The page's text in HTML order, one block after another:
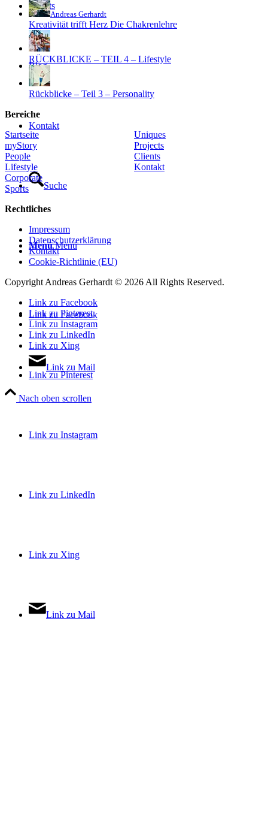
Clients
Blog
Kontakt
Suche
Menü Menü
Link zu Facebook
Link zu Pinterest
Link zu Instagram
Link zu LinkedIn
Link zu Xing
Link zu Mail
Andreas Gerhardt
Kreativität trifft Herz Die Chakrenlehre
RÜCKBLICKE – TEIL 4 – Lifestyle
Rückblicke – Teil 3 – Personality
Bereiche
Startseite
myStory
People
Lifestyle
Corporate
Sports
Uniques
Projects
Clients
Kontakt
Rechtliches
Impressum
Datenschutzerklärung
Kontakt
Cookie-Richtlinie (EU)
Copyright Andreas Gerhardt © 2026 All Rights Reserved.
Link zu Facebook
Link zu Pinterest
Link zu Instagram
Link zu LinkedIn
Link zu Xing
Link zu Mail
Nach oben scrollen